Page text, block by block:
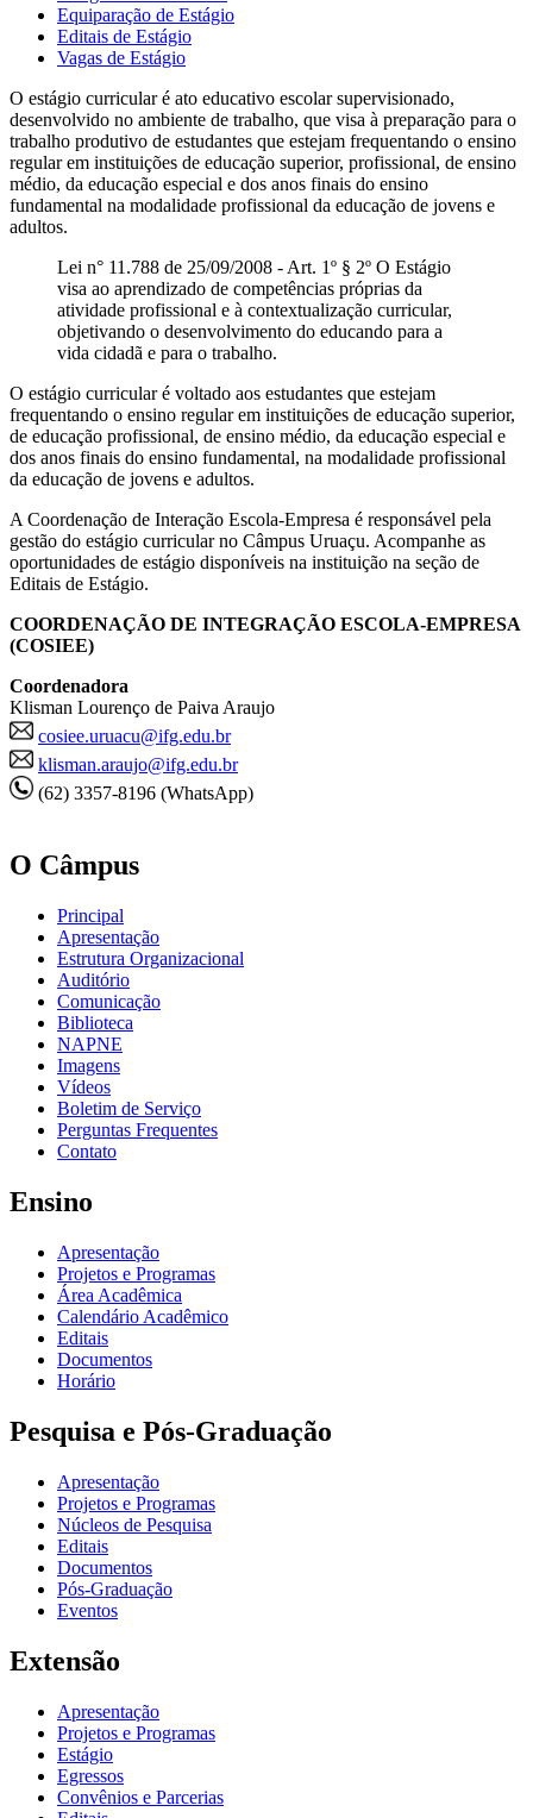
Equiparação de Estágio
Editais de Estágio
Vagas de Estágio
O estágio curricular é ato educativo escolar supervisionado,
desenvolvido no ambiente de trabalho, que visa à preparação para o
trabalho produtivo de estudantes que estejam frequentando o ensino
regular em instituições de educação superior, profissional, de ensino
médio, da educação especial e dos anos finais do ensino
fundamental na modalidade profissional da educação de jovens e
adultos.
Lei n° 11.788 de 25/09/2008 - Art. 1º § 2º O Estágio
visa ao aprendizado de competências próprias da
atividade profissional e à contextualização curricular,
objetivando o desenvolvimento do educando para a
vida cidadã e para o trabalho.
O estágio curricular é voltado aos estudantes que estejam
frequentando o ensino regular em instituições de educação superior,
de educação profissional, de ensino médio, da educação especial e
dos anos finais do ensino fundamental, na modalidade profissional
da educação de jovens e adultos.
A Coordenação de Interação Escola-Empresa é responsável pela
gestão do estágio curricular no Câmpus Uruaçu. Acompanhe as
oportunidades de estágio disponíveis na instituição na seção de
Editais de Estágio.
COORDENAÇÃO DE INTEGRAÇÃO ESCOLA-EMPRESA
(COSIEE)
Coordenadora
Klisman Lourenço de Paiva Araujo
cosiee.uruacu@ifg.edu.br
klisman.araujo@ifg.edu.br
(62) 3357-8196 (WhatsApp)
O Câmpus
Principal
Apresentação
Estrutura Organizacional
Auditório
Comunicação
Biblioteca
NAPNE
Imagens
Vídeos
Boletim de Serviço
Perguntas Frequentes
Contato
Ensino
Apresentação
Projetos e Programas
Área Acadêmica
Calendário Acadêmico
Editais
Documentos
Horário
Pesquisa e Pós-Graduação
Apresentação
Projetos e Programas
Núcleos de Pesquisa
Editais
Documentos
Pós-Graduação
Eventos
Extensão
Apresentação
Projetos e Programas
Estágio
Egressos
Convênios e Parcerias